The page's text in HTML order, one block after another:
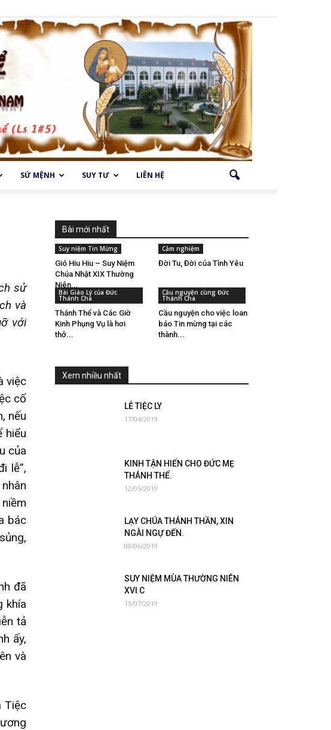
SỨ MỆNH SUY TƯ LIÊN HỆ
sử
và
với
việc
cố
nếu
hiểu
của
lễ”,
bác
đã
khía
tả
ấy,
và
Tiệc
Bài mới nhất
Suy niệm Tin Mừng
Gió Hiu Hiu – Suy Niệm
Chúa Nhật XIX Thường
Niên...
Cảm nghiệm
Đời Tu, Đời của Tình Yêu
Bài Giáo Lý của Đức
Thánh Cha
Thánh Thể và Các Giờ
Kinh Phụng Vụ là hơi
thở...
Cầu nguyện cùng Đức
Thánh Cha
Cầu nguyện cho việc loan
báo Tin mừng tại các
thành...
Xem nhiều nhất
LỄ TIỆC LY
17/04/2019
KINH TẬN HIẾN CHO ĐỨC MẸ
THÁNH THỂ.
12/05/2019
LẠY CHÚA THÁNH THẦN, XIN
NGÀI NGỰ ĐẾN.
08/06/2019
SUY NIỆM MÙA THƯỜNG NIÊN
XVI C
15/07/2019